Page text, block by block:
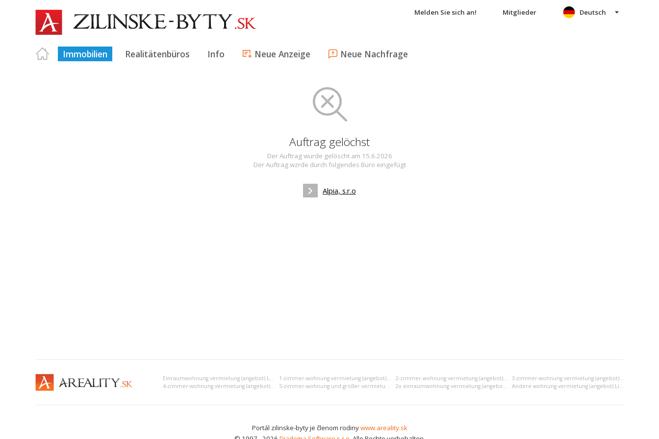
Melden Sie sich an! Mitglieder
Immobilien Realitätenbüros Info Neue Anzeige Neue Nachfrage
Deutsch
Auftrag gelöchst
Der Auftrag wurde gelöscht am 15.6.2026
Der Auftrag wzrde durch folgendes Büro eingefügt
Alpia, s.r.o
Einraumwohnung vermietung (angebot) Liptovský Mikuláš 1-zimmer-wohnung vermietung (angebot) Liptovský Mikuláš 2-zimmer-wohnung vermietung (angebot) Liptovský Mikuláš
3-zimmer-wohnung vermietung (angebot) Liptovský Mikuláš
4-zimmer-wohnung vermietung (angebot) Liptovský Mikuláš
5-zimmer-wohnung und größer vermietung (angebot) Liptovský Mikuláš 2x einraumwohnung vermietung (angebot) Liptovský Mikuláš Andere wohnung vermietung (angebot) Liptovský Mikuláš
Portál zilinske-byty je členom rodinywww.areality.sk